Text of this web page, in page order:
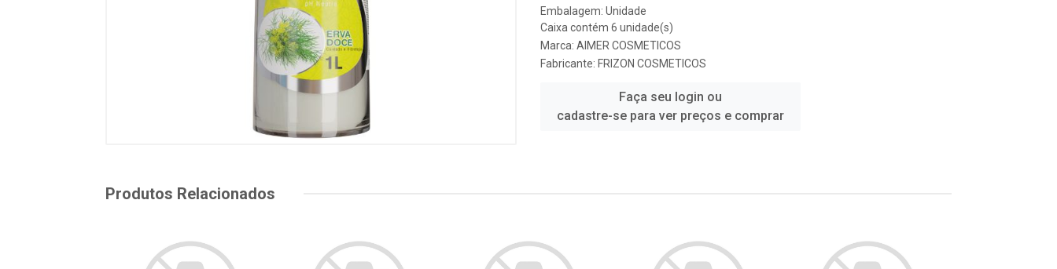
Embalagem: Unidade
Caixa contém 6 unidade(s)
Marca: AIMER COSMETICOS
Fabricante: FRIZON COSMETICOS
Faça seu login ou
cadastre-se para ver preços e comprar
Produtos Relacionados